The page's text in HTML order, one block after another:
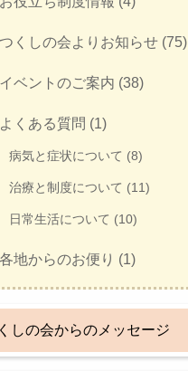
つくしの会よりお知らせ (75)
イベントのご案内 (38)
よくある質問 (1)
病気と症状について (8)
治療と制度について (11)
日常生活について (10)
各地からのお便り (1)
しの会からのメッセージ